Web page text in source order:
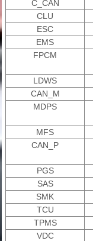
C_CAN
CLU
ESC
EMS
FPCM
LDWS
CAN_M
MDPS
MFS
CAN_P
PGS
SAS
SMK
TCU
TPMS
VDC